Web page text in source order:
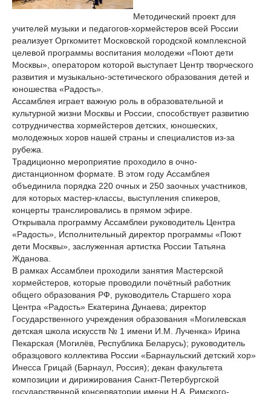
Методический проект для
учителей музыки и педагогов-хормейстеров всей России
реализует Оргкомитет Московской городской комплексной
целевой программы воспитания молодежи «Поют дети
Москвы», оператором которой выступает Центр творческого
развития и музыкально-эстетического образования детей и
юношества «Радость».
Ассамблея играет важную роль в образовательной и
культурной жизни Москвы и России, способствует развитию
сотрудничества хормейстеров детских, юношеских,
молодежных хоров нашей страны и специалистов из-за
рубежа.
Традиционно мероприятие проходило в очно-
дистанционном формате. В этом году Ассамблея
объединила порядка 220 очных и 250 заочных участников,
для которых мастер-классы, выступления спикеров,
концерты транслировались в прямом эфире.
Открывала программу Ассамблеи руководитель Центра
«Радость», Исполнительный директор программы «Поют
дети Москвы», заслуженная артистка России Татьяна
Жданова.
В рамках Ассамблеи проходили занятия Мастерской
хормейстеров, которые проводили почётный работник
общего образования РФ, руководитель Старшего хора
Центра «Радость» Екатерина Дунаева; директор
Государственного учреждения образования «Могилевская
детская школа искусств № 1 имени И.М. Лученка» Ирина
Пекарская (Могилёв, Республика Беларусь); руководитель
образцового коллектива России «Барнаульский детский хор»
Инесса Грицай (Барнаул, Россия); декан факультета
композиции и дирижирования Санкт-Петербургской
государственной консерватории имени Н.А. Римского-